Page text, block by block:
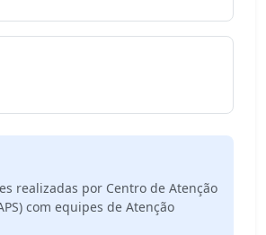
realizadas por Centro de Atenção
com equipes de Atenção